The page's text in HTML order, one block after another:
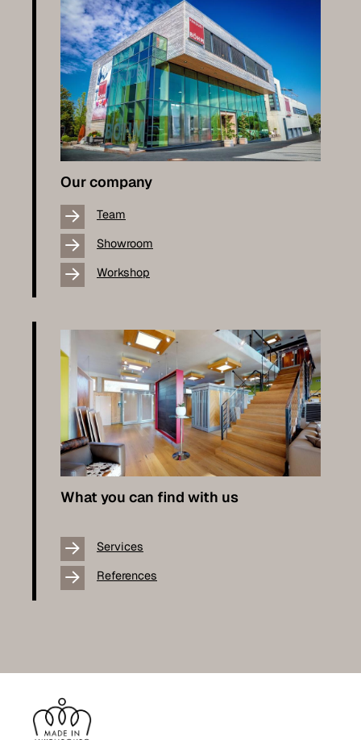
Our company
Team
Showroom
Workshop
What you can find with us
Services
References